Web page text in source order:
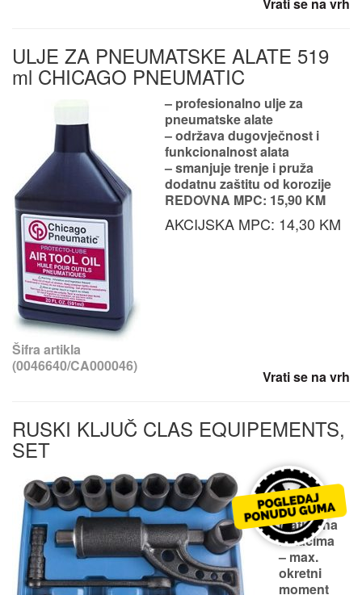
Vrati se na vrh
ULJE ZA PNEUMATSKE ALATE 519
ml CHICAGO PNEUMATIC
Šifra artikla
(0046640/CA000046)
– profesionalno ulje za
pneumatske alate
– održava dugovječnost i
funkcionalnost alata
– smanjuje trenje i pruža
dodatnu zaštitu od korozije
REDOVNA MPC: 15,90 KM
AKCIJSKA MPC: 14,30 KM
Vrati se na vrh
RUSKI KLJUČ CLAS EQUIPEMENTS,
SET
– za
otpuštanje
šarafa i
matica na
kotačima
– max.
okretni
moment